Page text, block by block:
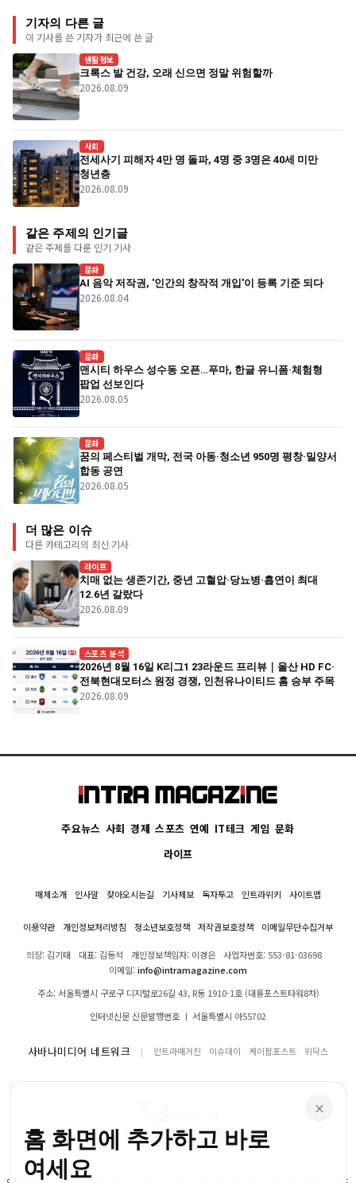
기자의 다른 글
이 기사를 쓴 기자가 최근에 쓴 글
생활정보
크록스 발 건강, 오래 신으면 정말 위험할까
2026.08.09
사회
전세사기 피해자 4만 명 돌파, 4명 중 3명은 40세 미만
청년층
2026.08.09
같은 주제의 인기글
같은 주제를 다룬 인기 기사
문화
AI 음악 저작권, '인간의 창작적 개입'이 등록 기준 되다
2026.08.04
문화
맨시티 하우스 성수동 오픈…푸마, 한글 유니폼·체험형
팝업 선보인다
2026.08.05
문화
꿈의 페스티벌 개막, 전국 아동·청소년 950명 평창·밀양서
합동 공연
2026.08.05
더 많은 이슈
다른 카테고리의 최신 기사
라이프
치매 없는 생존기간, 중년 고혈압·당뇨병·흡연이 최대
12.6년 갈랐다
2026.08.09
스포츠 분석
2026년 8월 16일 K리그1 23라운드 프리뷰｜울산 HD FC·
전북현대모터스 원정 경쟁, 인천유나이티드 홈 승부 주목
2026.08.09
주요뉴스 사회 경제 스포츠 연예 IT테크 게임 문화
라이프
매체소개 인사말 찾아오시는길 기사제보 독자투고 인트라위키 사이트맵
이용약관 개인정보처리방침 청소년보호정책 저작권보호정책 이메일무단수집거부
의장: 김기태 대표: 김동석 개인정보책임자: 이경은
사업자번호: 553-81-03698
이메일:info@intramagazine.com
주소: 서울특별시 구로구 디지털로26길 43, R동 1910-1호 (대륭포스트타워8차)
인터넷신문 신문발행번호 ㅣ 서울특별시 아55702
사바나미디어 네트워크 인트라매거진 이슈데이 케이팝포스트 위닥스
×
홈 화면에 추가하고 바로
여세요